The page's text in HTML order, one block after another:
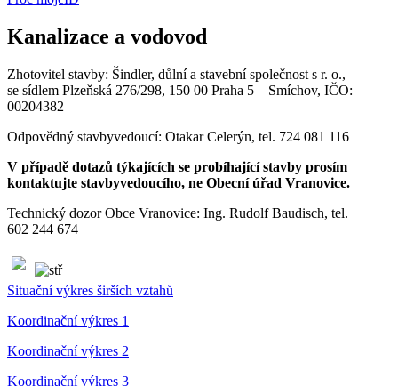
Kanalizace a vodovod
Zhotovitel stavby: Šindler, důlní a stavební společnost s r. o.,
se sídlem Plzeňská 276/298, 150 00 Praha 5 – Smíchov, IČO:
00204382
Odpovědný stavbyvedoucí: Otakar Celerýn, tel. 724 081 116
V případě dotazů týkajících se probíhající stavby prosím
kontaktujte stavbyvedoucího, ne Obecní úřad Vranovice.
Technický dozor Obce Vranovice: Ing. Rudolf Baudisch, tel.
602 244 674
Situační výkres širších vztahů
Koordinační výkres 1
Koordinační výkres 2
Koordinační výkres 3